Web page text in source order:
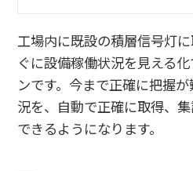
工場内に既設の積層信号灯
ぐに設備稼働状況を見える
ンです。今まで正確に把握
況を、自動で正確に取得、
できるようになります。